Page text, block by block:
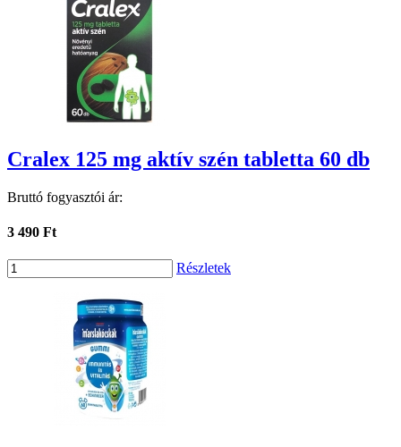
Cralex 125 mg aktív szén tabletta 60 db
Bruttó fogyasztói ár:
3 490 Ft
Részletek